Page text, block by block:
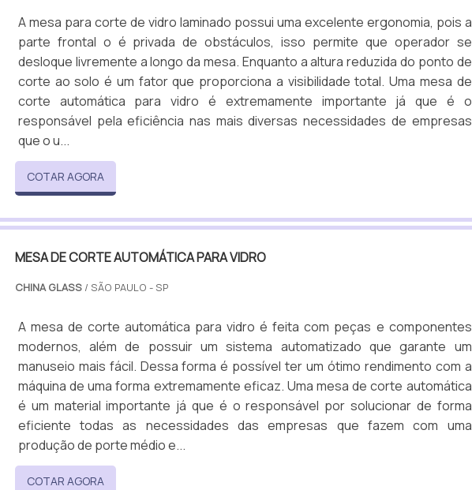
A mesa para corte de vidro laminado possui uma excelente ergonomia, pois a
parte frontal o é privada de obstáculos, isso permite que operador se
desloque livremente a longo da mesa. Enquanto a altura reduzida do ponto de
corte ao solo é um fator que proporciona a visibilidade total. Uma mesa de
corte automática para vidro é extremamente importante já que é o
responsável pela eficiência nas mais diversas necessidades de empresas
que o u...
COTAR AGORA
MESA DE CORTE AUTOMÁTICA PARA VIDRO
CHINA GLASS / SÃO PAULO - SP
A mesa de corte automática para vidro é feita com peças e componentes
modernos, além de possuir um sistema automatizado que garante um
manuseio mais fácil. Dessa forma é possível ter um ótimo rendimento com a
máquina de uma forma extremamente eficaz. Uma mesa de corte automática
é um material importante já que é o responsável por solucionar de forma
eficiente todas as necessidades das empresas que fazem com uma
produção de porte médio e...
COTAR AGORA